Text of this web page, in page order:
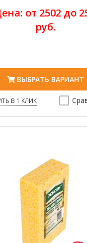
от 2502 до
руб.
ВЫБРАТЬ ВАРИАНТ
В 1 КЛИК